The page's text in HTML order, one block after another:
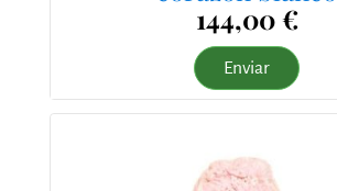
144,00 €
Enviar